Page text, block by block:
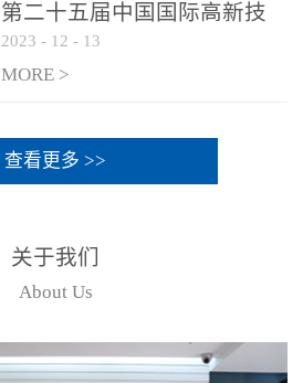
第二十五届中国国际高新技
术成果交易会 银河麒麟高级
服务器操作系统荣获 “优秀
2023 - 12 - 13
MORE >
查看更多 >>
关于我们
About Us